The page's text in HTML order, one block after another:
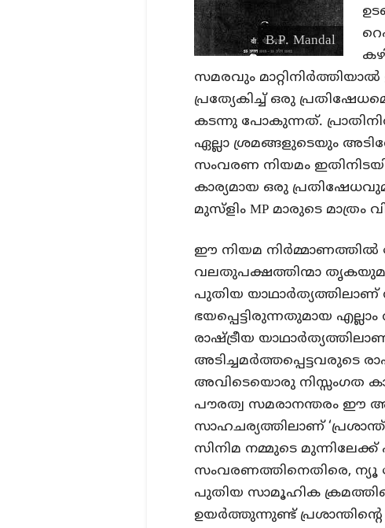
B.P. Mandal
സമരവും
പ്രത്യേകിച്ച് ഒരു
കടന്നു പോകുന്നത്.
ഏല്ലാ ശ്രമങ്ങളുടെയും
സംവരണ നിയമം
കാര്യമായ ഒരു
മുസ്ളിം MP മാരുടെ
ഈ നിയമ നിർമ്മാണത്തിൽ
വലതുപക്ഷത്തിന്മാ
പുതിയ യാഥാർത്യത്തിലാണ്
ഭയപ്പെട്ടിരുന്നതുമായ
രാഷ്ട്രീയ
അടിച്ചമർത്തപ്പെട്ടവരുടെ
അവിടെയൊരു നിസ്സംഗത
പൗരത്വ സമരാനന്തരം ഈ
സാഹചര്യത്തിലാണ്
സിനിമ നമ്മുടെ
സംവരണത്തിനെതിരെ,
പുതിയ സാമൂഹിക
ഉയർത്തുന്നുണ്ട്